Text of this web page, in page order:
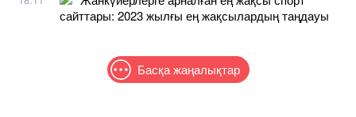
сайттары: 2023 жылғы ең жақсылардың таңдауы
Басқа жаңалықтар